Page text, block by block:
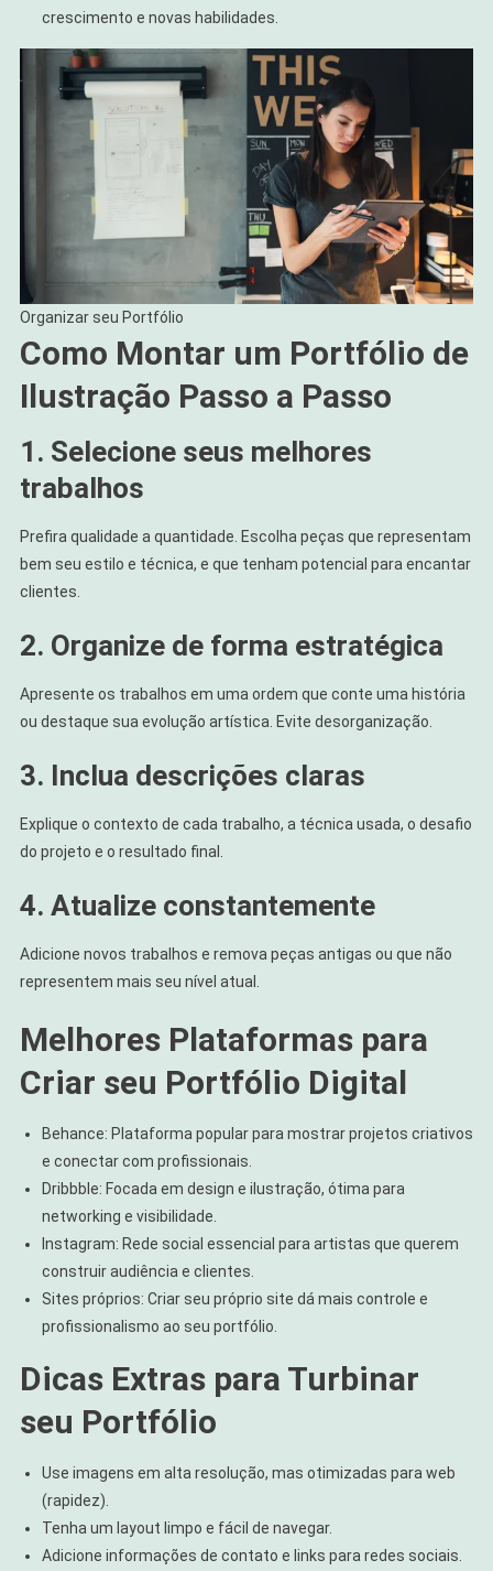
crescimento e novas habilidades.
Organizar seu Portfólio
Como Montar um Portfólio de
Ilustração Passo a Passo
1. Selecione seus melhores
trabalhos
Prefira qualidade a quantidade. Escolha peças que representam
bem seu estilo e técnica, e que tenham potencial para encantar
clientes.
2. Organize de forma estratégica
Apresente os trabalhos em uma ordem que conte uma história
ou destaque sua evolução artística. Evite desorganização.
3. Inclua descrições claras
Explique o contexto de cada trabalho, a técnica usada, o desafio
do projeto e o resultado final.
4. Atualize constantemente
Adicione novos trabalhos e remova peças antigas ou que não
representem mais seu nível atual.
Melhores Plataformas para
Criar seu Portfólio Digital
Behance: Plataforma popular para mostrar projetos criativos
e conectar com profissionais.
Dribbble: Focada em design e ilustração, ótima para
networking e visibilidade.
Instagram: Rede social essencial para artistas que querem
construir audiência e clientes.
Sites próprios: Criar seu próprio site dá mais controle e
profissionalismo ao seu portfólio.
Dicas Extras para Turbinar
seu Portfólio
Use imagens em alta resolução, mas otimizadas para web
(rapidez).
Tenha um layout limpo e fácil de navegar.
Adicione informações de contato e links para redes sociais.